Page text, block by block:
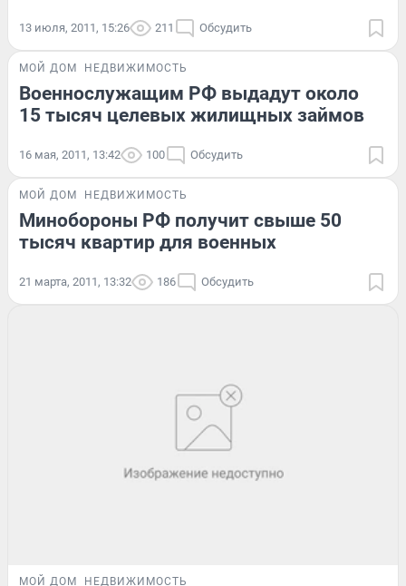
13 июля, 2011, 15:26 211 Обсудить
МОЙ ДОМ НЕДВИЖИМОСТЬ
Военнослужащим РФ выдадут около
15 тысяч целевых жилищных займов
16 мая, 2011, 13:42 100 Обсудить
МОЙ ДОМ НЕДВИЖИМОСТЬ
Минобороны РФ получит свыше 50
тысяч квартир для военных
21 марта, 2011, 13:32 186 Обсудить
МОЙ ДОМ НЕДВИЖИМОСТЬ